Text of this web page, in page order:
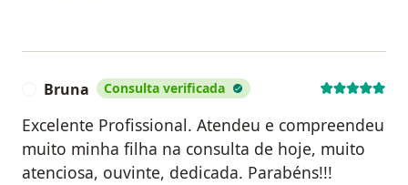
Bruna Consulta verificada
Excelente Profissional. Atendeu e compreendeu
muito minha filha na consulta de hoje, muito
atenciosa, ouvinte, dedicada. Parabéns!!!